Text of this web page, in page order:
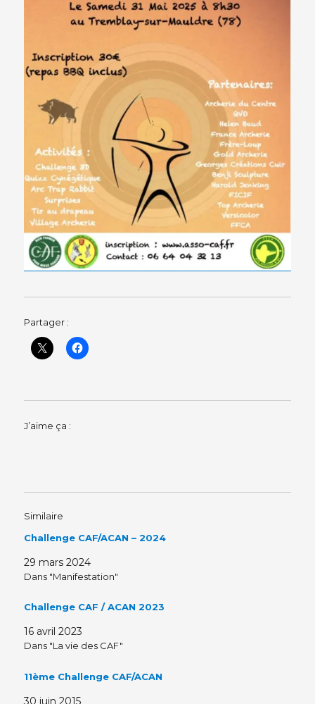
Partager :
J’aime ça :
Similaire
Challenge CAF/ACAN – 2024
29 mars 2024
Dans "Manifestation"
Challenge CAF / ACAN 2023
16 avril 2023
Dans "La vie des CAF"
11ème Challenge CAF/ACAN
30 juin 2015